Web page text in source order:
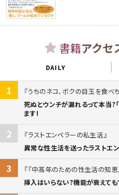
書籍アクセ
DAILY
1
うちのネコ、ボクの目玉を食べ
死ぬとウンチが漏れるって本当?
ます!
2
ラストエンペラーの私生活
異常な性生活を送ったラストエ
3
『中高年のための性生活の知恵
挿入はいらない?機能が衰えて